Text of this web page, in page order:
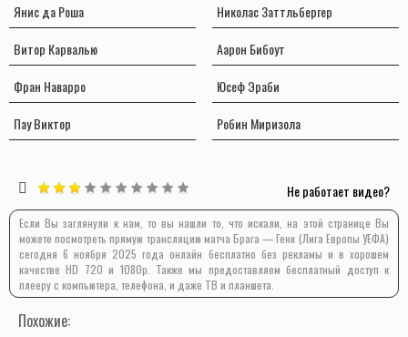
Янис да Роша
Витор Карвалью
Фран Наварро
Пау Виктор
Николас Заттльбергер
Аарон Бибоут
Юсеф Эраби
Робин Миризола
Не работает видео?
Если Вы заглянули к нам, то вы нашли то, что искали, на этой странице Вы
можете посмотреть прямую трансляцию матча Брага — Генк (Лига Европы УЕФА)
сегодня 6 ноября 2025 года онлайн бесплатно без рекламы и в хорошем
качестве HD 720 и 1080p. Также мы предоставляем бесплатный доступ к
плееру с компьютера, телефона, и даже ТВ и планшета.
Похожие: